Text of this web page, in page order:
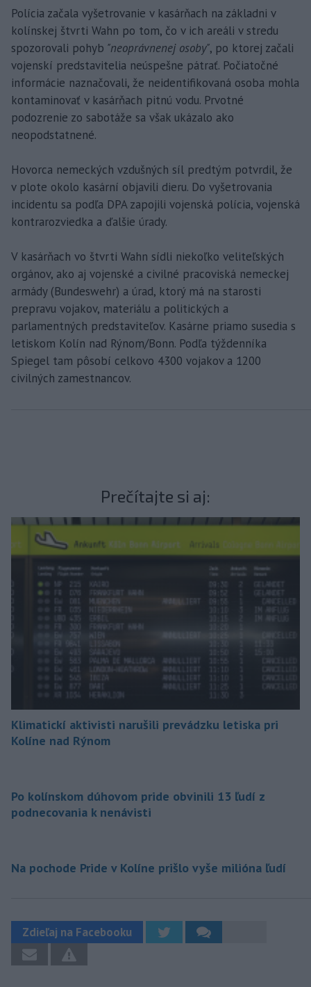
Polícia začala vyšetrovanie v kasárňach na základni v
kolínskej štvrti Wahn po tom, čo v ich areáli v stredu
spozorovali pohyb "neoprávnenej osoby", po ktorej začali
vojenskí predstavitelia neúspešne pátrať. Počiatočné
informácie naznačovali, že neidentifikovaná osoba mohla
kontaminovať v kasárňach pitnú vodu. Prvotné
podozrenie zo sabotáže sa však ukázalo ako
neopodstatnené.
Hovorca nemeckých vzdušných síl predtým potvrdil, že
v plote okolo kasární objavili dieru. Do vyšetrovania
incidentu sa podľa DPA zapojili vojenská polícia, vojenská
kontrarozviedka a ďalšie úrady.
V kasárňach vo štvrti Wahn sídli niekoľko veliteľských
orgánov, ako aj vojenské a civilné pracoviská nemeckej
armády (Bundeswehr) a úrad, ktorý má na starosti
prepravu vojakov, materiálu a politických a
parlamentných predstaviteľov. Kasárne priamo susedia s
letiskom Kolín nad Rýnom/Bonn. Podľa týždenníka
Spiegel tam pôsobí celkovo 4300 vojakov a 1200
civilných zamestnancov.
Prečítajte si aj:
Klimatickí aktivisti narušili prevádzku letiska pri
Kolíne nad Rýnom
Po kolínskom dúhovom pride obvinili 13 ľudí z
podnecovania k nenávisti
Na pochode Pride v Kolíne prišlo vyše milióna ľudí
Zdieľaj na Facebooku